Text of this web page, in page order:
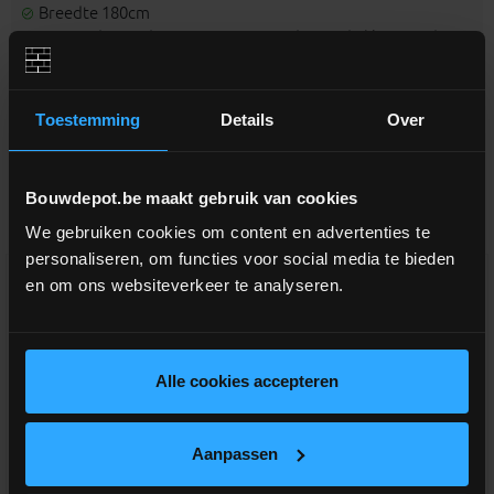
Toestemming Details Over
Bouwdepot.be maakt gebruik van cookies
We gebruiken cookies om content en advertenties te
personaliseren, om functies voor social media te bieden
en om ons websiteverkeer te analyseren.
Alle cookies accepteren
Aanpassen
Breedte 180cm
foto's indicatief en niet bindend
Aanverwante producten